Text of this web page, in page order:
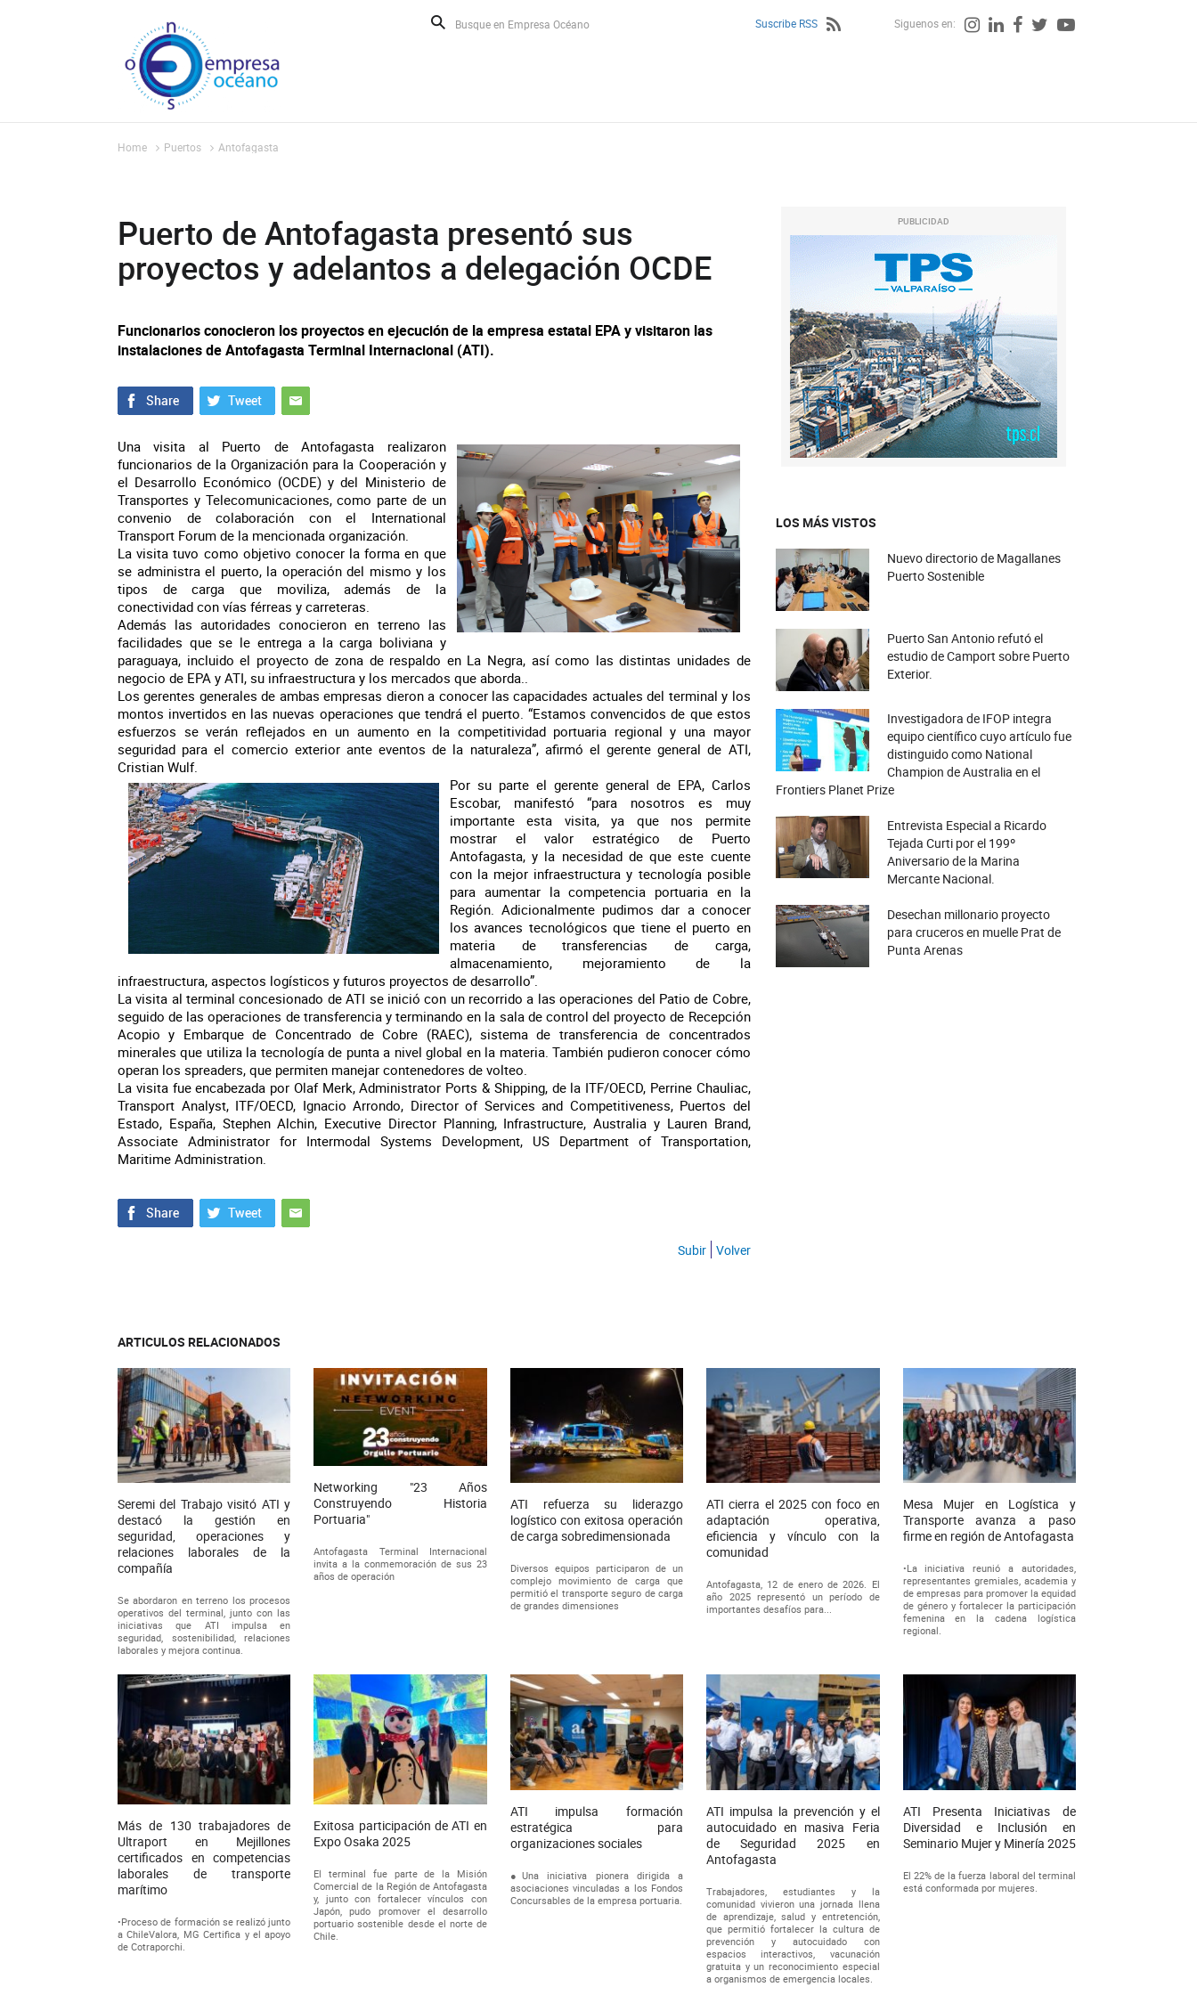
Suscribe RSS Siguenos en:
Home Puertos Antofagasta
Puerto de Antofagasta presentó sus
proyectos y adelantos a delegación OCDE
Funcionarios conocieron los proyectos en ejecución de la empresa estatal EPA y visitaron las
instalaciones de Antofagasta Terminal Internacional (ATI).
Una visita al Puerto de Antofagasta realizaron
funcionarios de la Organización para la Cooperación y
el Desarrollo Económico (OCDE) y del Ministerio de
Transportes y Telecomunicaciones, como parte de un
convenio de colaboración con el International
Transport Forum de la mencionada organización.
La visita tuvo como objetivo conocer la forma en que
se administra el puerto, la operación del mismo y los
tipos de carga que moviliza, además de la
conectividad con vías férreas y carreteras.
Además las autoridades conocieron en terreno las
facilidades que se le entrega a la carga boliviana y
paraguaya, incluido el proyecto de zona de respaldo en La Negra, así como las distintas unidades de
negocio de EPA y ATI, su infraestructura y los mercados que aborda..
Los gerentes generales de ambas empresas dieron a conocer las capacidades actuales del terminal y los
montos invertidos en las nuevas operaciones que tendrá el puerto. “Estamos convencidos de que estos
esfuerzos se verán reflejados en un aumento en la competitividad portuaria regional y una mayor
seguridad para el comercio exterior ante eventos de la naturaleza”, afirmó el gerente general de ATI,
Cristian Wulf.
Por su parte el gerente general de EPA, Carlos
Escobar, manifestó “para nosotros es muy
importante esta visita, ya que nos permite
mostrar el valor estratégico de Puerto
Antofagasta, y la necesidad de que este cuente
con la mejor infraestructura y tecnología posible
para aumentar la competencia portuaria en la
Región. Adicionalmente pudimos dar a conocer
los avances tecnológicos que tiene el puerto en
materia de transferencias de carga,
almacenamiento, mejoramiento de la
infraestructura, aspectos logísticos y futuros proyectos de desarrollo”.
La visita al terminal concesionado de ATI se inició con un recorrido a las operaciones del Patio de Cobre,
seguido de las operaciones de transferencia y terminando en la sala de control del proyecto de Recepción
Acopio y Embarque de Concentrado de Cobre (RAEC), sistema de transferencia de concentrados
minerales que utiliza la tecnología de punta a nivel global en la materia. También pudieron conocer cómo
operan los spreaders, que permiten manejar contenedores de volteo.
La visita fue encabezada por Olaf Merk, Administrator Ports & Shipping, de la ITF/OECD, Perrine Chauliac,
Transport Analyst, ITF/OECD, Ignacio Arrondo, Director of Services and Competitiveness, Puertos del
Estado, España, Stephen Alchin, Executive Director Planning, Infrastructure, Australia y Lauren Brand,
Associate Administrator for Intermodal Systems Development, US Department of Transportation,
Maritime Administration.
Subir Volver
PUBLICIDAD
LOS MÁS VISTOS
Nuevo directorio de Magallanes
Puerto Sostenible
Puerto San Antonio refutó el
estudio de Camport sobre Puerto
Exterior.
Investigadora de IFOP integra
equipo científico cuyo artículo fue
distinguido como National
Champion de Australia en el
Frontiers Planet Prize
Entrevista Especial a Ricardo
Tejada Curti por el 199º
Aniversario de la Marina
Mercante Nacional.
Desechan millonario proyecto
para cruceros en muelle Prat de
Punta Arenas
ARTICULOS RELACIONADOS
Seremi del Trabajo visitó ATI y
destacó la gestión en
seguridad, operaciones y
relaciones laborales de la
compañía
Se abordaron en terreno los procesos
operativos del terminal, junto con las
iniciativas que ATI impulsa en
seguridad, sostenibilidad, relaciones
laborales y mejora continua.
Networking "23 Años
Construyendo Historia
Portuaria"
Antofagasta Terminal Internacional
invita a la conmemoración de sus 23
años de operación
ATI refuerza su liderazgo
logístico con exitosa operación
de carga sobredimensionada
Diversos equipos participaron de un
complejo movimiento de carga que
permitió el transporte seguro de carga
de grandes dimensiones
ATI cierra el 2025 con foco en
adaptación operativa,
eficiencia y vínculo con la
comunidad
Antofagasta, 12 de enero de 2026. El
año 2025 representó un período de
importantes desafíos para...
Mesa Mujer en Logística y
Transporte avanza a paso
firme en región de Antofagasta
•La iniciativa reunió a autoridades,
representantes gremiales, academia y
de empresas para promover la equidad
de género y fortalecer la participación
femenina en la cadena logística
regional.
Más de 130 trabajadores de
Ultraport en Mejillones
certificados en competencias
laborales de transporte
marítimo
•Proceso de formación se realizó junto
a ChileValora, MG Certifica y el apoyo
de Cotraporchi.
Exitosa participación de ATI en
Expo Osaka 2025
El terminal fue parte de la Misión
Comercial de la Región de Antofagasta
y, junto con fortalecer vínculos con
Japón, pudo promover el desarrollo
portuario sostenible desde el norte de
Chile.
ATI impulsa formación
estratégica para
organizaciones sociales
●Una iniciativa pionera dirigida a
asociaciones vinculadas a los Fondos
Concursables de la empresa portuaria.
ATI impulsa la prevención y el
autocuidado en masiva Feria
de Seguridad 2025 en
Antofagasta
Trabajadores, estudiantes y la
comunidad vivieron una jornada llena
de aprendizaje, salud y entretención,
que permitió fortalecer la cultura de
prevención y autocuidado con
espacios interactivos, vacunación
gratuita y un reconocimiento especial
a organismos de emergencia locales.
ATI Presenta Iniciativas de
Diversidad e Inclusión en
Seminario Mujer y Minería 2025
El 22% de la fuerza laboral del terminal
está conformada por mujeres.